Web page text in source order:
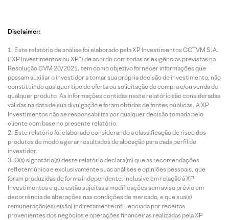
Disclaimer:
Este relatório de análise foi elaborado pela XP Investimentos CCTVM S.A.
(“XP Investimentos ou XP”) de acordo com todas as exigências previstas na
Resolução CVM 20/2021, tem como objetivo fornecer informações que
possam auxiliar o investidor a tomar sua própria decisão de investimento, não
constituindo qualquer tipo de oferta ou solicitação de compra e/ou venda de
qualquer produto. As informações contidas neste relatório são consideradas
válidas na data de sua divulgação e foram obtidas de fontes públicas. A XP
Investimentos não se responsabiliza por qualquer decisão tomada pelo
cliente com base no presente relatório.
Este relatório foi elaborado considerando a classificação de risco dos
produtos de modo a gerar resultados de alocação para cada perfil de
investidor.
O(s) signatário(s) deste relatório declara(m) que as recomendações
refletem única e exclusivamente suas análises e opiniões pessoais, que
foram produzidas de forma independente, inclusive em relação à XP
Investimentos e que estão sujeitas a modificações sem aviso prévio em
decorrência de alterações nas condições de mercado, e que sua(s)
remuneração(es) é(são) indiretamente influenciada por receitas
provenientes dos negócios e operações financeiras realizadas pela XP